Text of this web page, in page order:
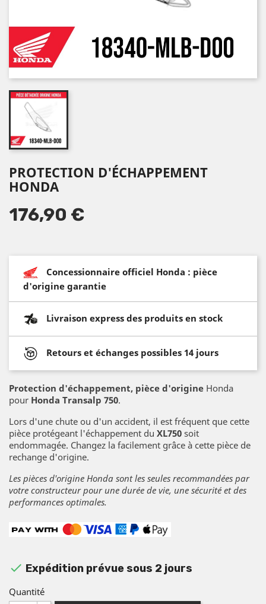
PROTECTION D'ÉCHAPPEMENT
HONDA
176,90 €
Concessionnaire officiel Honda : pièce
d'origine garantie
Livraison express des produits en stock
Retours et échanges possibles 14 jours
Protection d'échappement, pièce d'origine Honda
pour Honda Transalp 750.
Lors d'une chute ou d'un accident, il est fréquent que cette
pièce protégeant l'échappement du XL750 soit
endommagée. Changez la facilement grâce à cette pièce de
rechange d'origine.
Les pièces d'origine Honda sont les seules recommandées par
votre constructeur pour une durée de vie, une sécurité et des
performances optimales.
 Expédition prévue sous 2 jours
Quantité